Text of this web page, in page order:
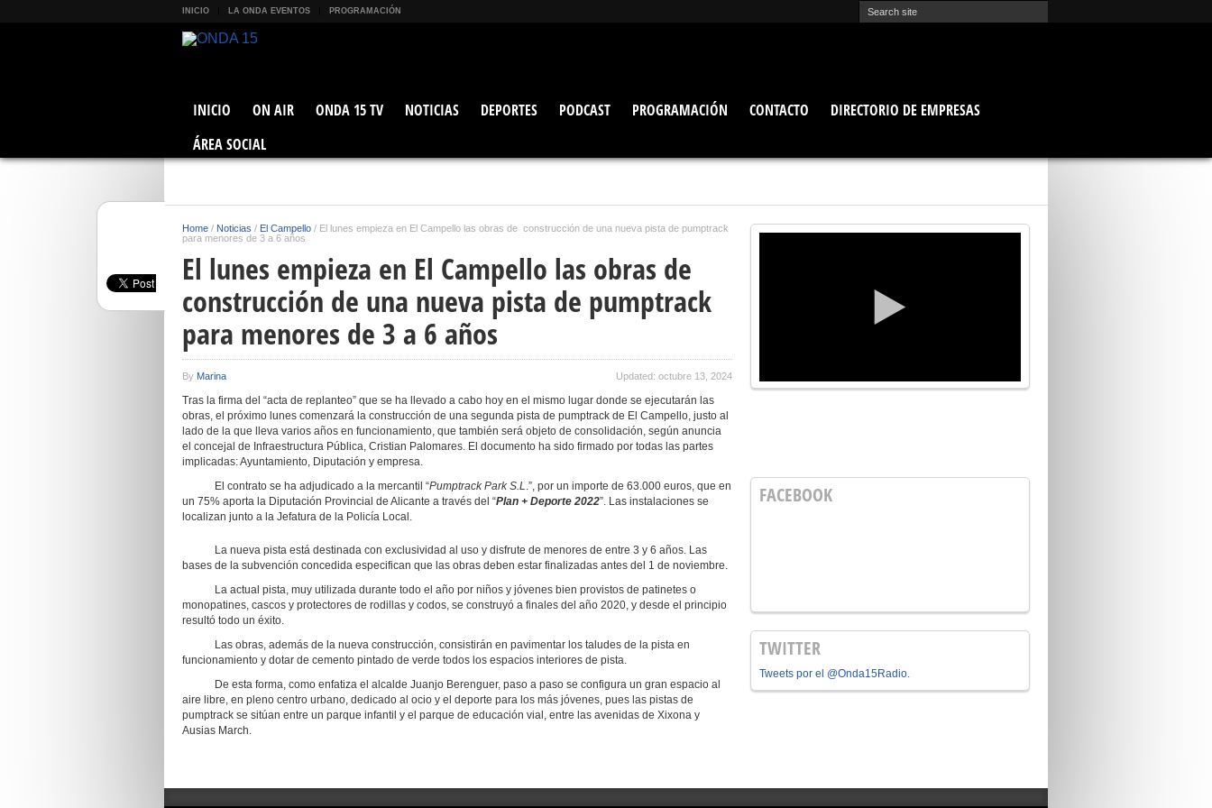
INICIO LA ONDA EVENTOS PROGRAMACIÓN
INICIO ON AIR ONDA 15 TV NOTICIAS DEPORTES PODCAST PROGRAMACIÓN CONTACTO
DIRECTORIO DE EMPRESAS
ÁREA SOCIAL
Home / Noticias / El Campello / El lunes empieza en El Campello las obras de construcción de una nueva pista de pumptrack
para menores de 3 a 6 años
El lunes empieza en El Campello las obras de
construcción de una nueva pista de pumptrack
para menores de 3 a 6 años
By Marina Updated: octubre 13, 2024
Tras la firma del “acta de replanteo” que se ha llevado a cabo hoy en el mismo lugar donde se ejecutarán las
obras, el próximo lunes comenzará la construcción de una segunda pista de pumptrack de El Campello, justo al
lado de la que lleva varios años en funcionamiento, que también será objeto de consolidación, según anuncia
el concejal de Infraestructura Pública, Cristian Palomares. El documento ha sido firmado por todas las partes
implicadas: Ayuntamiento, Diputación y empresa.
El contrato se ha adjudicado a la mercantil “Pumptrack Park S.L.”, por un importe de 63.000 euros, que en
un 75% aporta la Diputación Provincial de Alicante a través del “Plan + Deporte 2022”. Las instalaciones se
localizan junto a la Jefatura de la Policía Local.
La nueva pista está destinada con exclusividad al uso y disfrute de menores de entre 3 y 6 años. Las
bases de la subvención concedida especifican que las obras deben estar finalizadas antes del 1 de noviembre.
La actual pista, muy utilizada durante todo el año por niños y jóvenes bien provistos de patinetes o
monopatines, cascos y protectores de rodillas y codos, se construyó a finales del año 2020, y desde el principio
resultó todo un éxito.
Las obras, además de la nueva construcción, consistirán en pavimentar los taludes de la pista en
funcionamiento y dotar de cemento pintado de verde todos los espacios interiores de pista.
De esta forma, como enfatiza el alcalde Juanjo Berenguer, paso a paso se configura un gran espacio al
aire libre, en pleno centro urbano, dedicado al ocio y el deporte para los más jóvenes, pues las pistas de
pumptrack se sitúan entre un parque infantil y el parque de educación vial, entre las avenidas de Xixona y
Ausias March.
FACEBOOK
TWITTER
Tweets por el @Onda15Radio.